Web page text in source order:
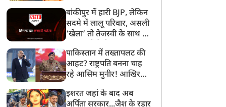
पीढ़ियों का दर्द
बांकीपुर में हारी BJP, लेकिन
सदमे में लालू परिवार, असली
‘खेला’ तो तेजस्वी के साथ हो
पाकिस्तान में तख्तापलट की
आहट? राष्ट्रपति बनना चाह
रहे आसिम मुनीर! आखिर
बनाया मोहरा?
इशरत जहां के बाद अब
अर्पिता सरकार...जैश के रडार